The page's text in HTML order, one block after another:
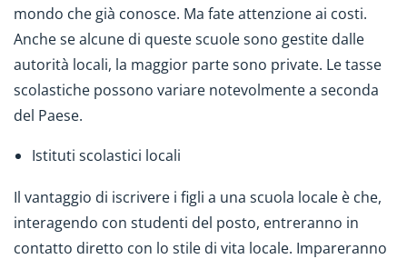
mondo che già conosce. Ma fate attenzione ai costi.
Anche se alcune di queste scuole sono gestite dalle
autorità locali, la maggior parte sono private. Le tasse
scolastiche possono variare notevolmente a seconda
del Paese.
Istituti scolastici locali
Il vantaggio di iscrivere i figli a una scuola locale è che,
interagendo con studenti del posto, entreranno in
contatto diretto con lo stile di vita locale. Impareranno